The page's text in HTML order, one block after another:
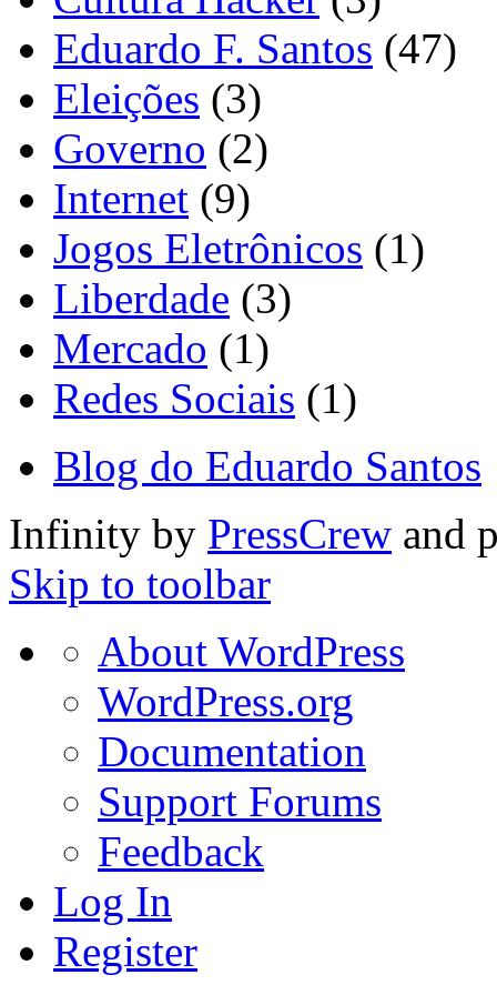
Eduardo F. Santos (47)
Eleições (3)
Governo (2)
Internet (9)
Jogos Eletrônicos (1)
Liberdade (3)
Mercado (1)
Redes Sociais (1)
Blog do Eduardo Santos
Infinity by PressCrew and
Skip to toolbar
WordPressAbout WordPress
WordPress.org
Documentation
Support Forums
Feedback
Log In
Register